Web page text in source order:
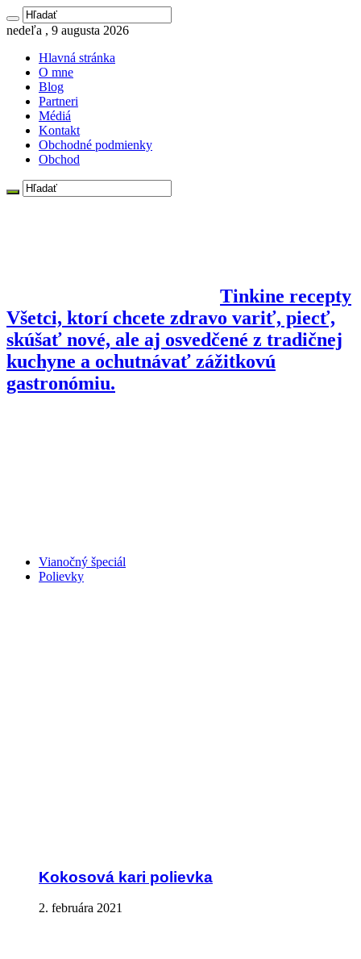
nedeľa , 9 augusta 2026
Hlavná stránka
O mne
Blog
Partneri
Médiá
Kontakt
Obchodné podmienky
Obchod
Tinkine recepty
Všetci, ktorí chcete zdravo variť, piecť,
skúšať nové, ale aj osvedčené z tradičnej
kuchyne a ochutnávať zážitkovú
gastronómiu.
Vianočný špeciál
Polievky
Kokosová kari polievka
2. februára 2021